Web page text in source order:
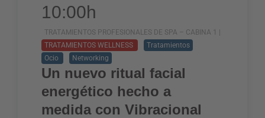
10:00h
TRATAMIENTOS PROFESIONALES DE SPA – CABINA 1 |
TRATAMIENTOS WELLNESS
Tratamientos
Ocio
Networking
Un nuevo ritual facial
energético hecho a
medida con Vibracional